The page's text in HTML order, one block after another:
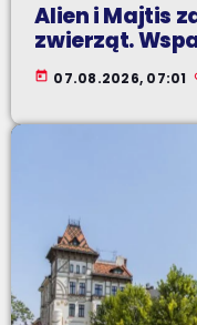
Alien i Majtis
zwierząt.
today 07.08.2026, 07:01